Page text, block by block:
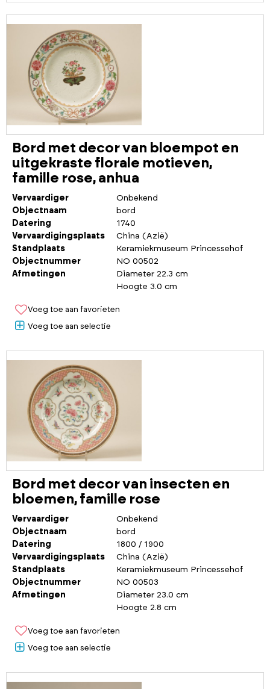
Bord met decor van bloempot en
uitgekraste florale motieven,
famille rose, anhua
Vervaardiger
Onbekend
Objectnaam
bord
Datering
1740
Vervaardigingsplaats
China (Azië)
Standplaats
Keramiekmuseum Princessehof
Objectnummer
NO 00502
Afmetingen
Diameter 22.3 cm
Hoogte 3.0 cm
Voeg toe aan favorieten
Voeg toe aan selectie
Bord met decor van insecten en
bloemen, famille rose
Vervaardiger
Onbekend
Objectnaam
bord
Datering
1800 / 1900
Vervaardigingsplaats
China (Azië)
Standplaats
Keramiekmuseum Princessehof
Objectnummer
NO 00503
Afmetingen
Diameter 23.0 cm
Hoogte 2.8 cm
Voeg toe aan favorieten
Voeg toe aan selectie